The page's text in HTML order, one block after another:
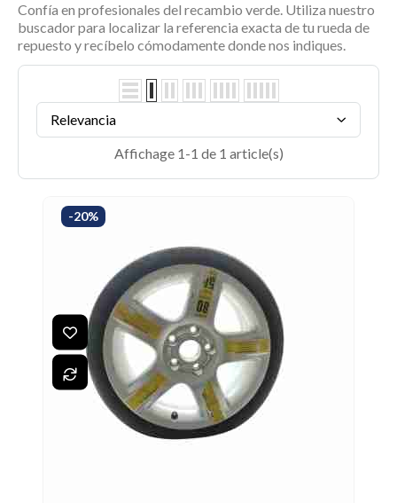
Confía en profesionales del recambio verde. Utiliza nuestro
buscador para localizar la referencia exacta de tu rueda de
repuesto y recíbelo cómodamente donde nos indiques.
Relevancia
Affichage 1-1 de 1 article(s)
-20%